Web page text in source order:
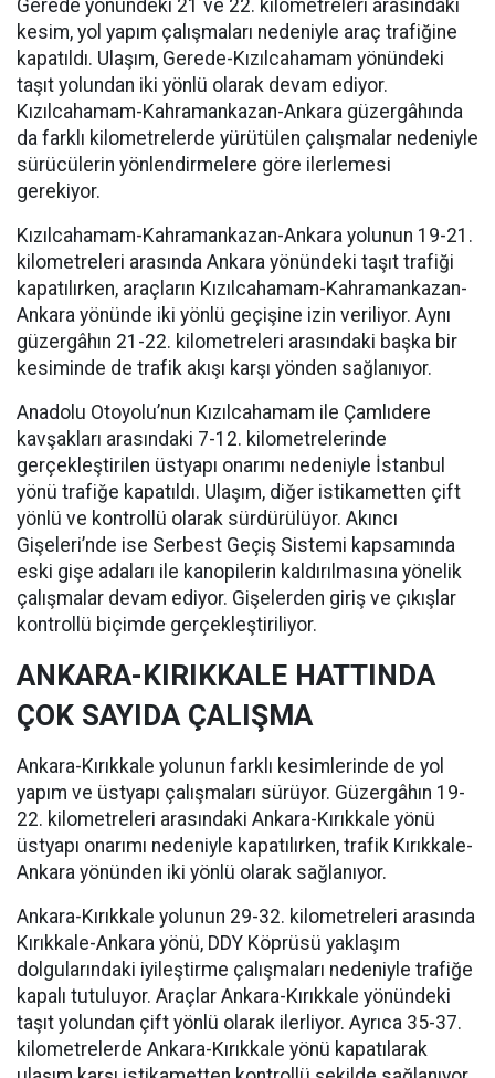
Gerede yönündeki 21 ve 22. kilometreleri arasındaki
kesim, yol yapım çalışmaları nedeniyle araç trafiğine
kapatıldı. Ulaşım, Gerede-Kızılcahamam yönündeki
taşıt yolundan iki yönlü olarak devam ediyor.
Kızılcahamam-Kahramankazan-Ankara güzergâhında
da farklı kilometrelerde yürütülen çalışmalar nedeniyle
sürücülerin yönlendirmelere göre ilerlemesi
gerekiyor.
Kızılcahamam-Kahramankazan-Ankara yolunun 19-21.
kilometreleri arasında Ankara yönündeki taşıt trafiği
kapatılırken, araçların Kızılcahamam-Kahramankazan-
Ankara yönünde iki yönlü geçişine izin veriliyor. Aynı
güzergâhın 21-22. kilometreleri arasındaki başka bir
kesiminde de trafik akışı karşı yönden sağlanıyor.
Anadolu Otoyolu’nun Kızılcahamam ile Çamlıdere
kavşakları arasındaki 7-12. kilometrelerinde
gerçekleştirilen üstyapı onarımı nedeniyle İstanbul
yönü trafiğe kapatıldı. Ulaşım, diğer istikametten çift
yönlü ve kontrollü olarak sürdürülüyor. Akıncı
Gişeleri’nde ise Serbest Geçiş Sistemi kapsamında
eski gişe adaları ile kanopilerin kaldırılmasına yönelik
çalışmalar devam ediyor. Gişelerden giriş ve çıkışlar
kontrollü biçimde gerçekleştiriliyor.
ANKARA-KIRIKKALE HATTINDA
ÇOK SAYIDA ÇALIŞMA
Ankara-Kırıkkale yolunun farklı kesimlerinde de yol
yapım ve üstyapı çalışmaları sürüyor. Güzergâhın 19-
22. kilometreleri arasındaki Ankara-Kırıkkale yönü
üstyapı onarımı nedeniyle kapatılırken, trafik Kırıkkale-
Ankara yönünden iki yönlü olarak sağlanıyor.
Ankara-Kırıkkale yolunun 29-32. kilometreleri arasında
Kırıkkale-Ankara yönü, DDY Köprüsü yaklaşım
dolgularındaki iyileştirme çalışmaları nedeniyle trafiğe
kapalı tutuluyor. Araçlar Ankara-Kırıkkale yönündeki
taşıt yolundan çift yönlü olarak ilerliyor. Ayrıca 35-37.
kilometrelerde Ankara-Kırıkkale yönü kapatılarak